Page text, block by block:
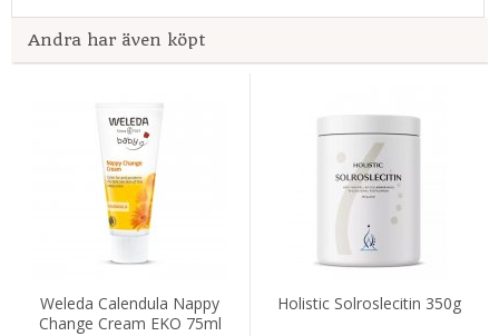
Andra har även köpt
Weleda Calendula Nappy
Change Cream EKO 75ml
Holistic Solroslecitin 350g